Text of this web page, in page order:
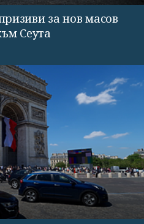
за нов масов
Сеута